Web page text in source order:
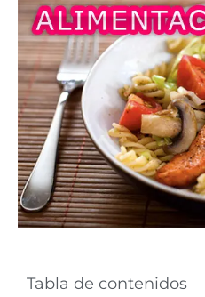
Tabla de contenidos